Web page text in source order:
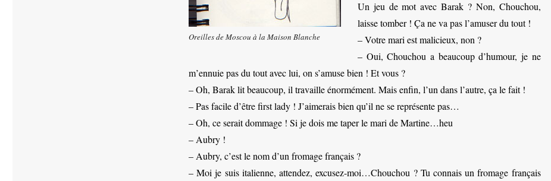
Oreilles de Moscou à la Maison Blanche
Un jeu de mot avec Barak ? Non, Chouchou,
laisse tomber ! Ça ne va pas l’amuser du tout !
– Votre mari est malicieux, non ?
– Oui, Chouchou a beaucoup d’humour, je ne
m’ennuie pas du tout avec lui, on s’amuse bien ! Et vous ?
– Oh, Barak lit beaucoup, il travaille énormément. Mais enfin, l’un dans l’autre, ça le fait !
– Pas facile d’être first lady ! J’aimerais bien qu’il ne se représente pas…
– Oh, ce serait dommage ! Si je dois me taper le mari de Martine…heu
– Aubry !
– Aubry, c’est le nom d’un fromage français ?
– Moi je suis italienne, attendez, excusez-moi…Chouchou ? Tu connais un fromage français